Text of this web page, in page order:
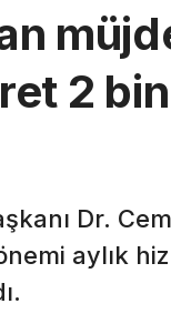
2
Dr.
aylık